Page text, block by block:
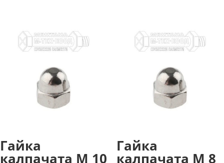
Гайка
калпачата М 10
Гайка
калпачата М 8